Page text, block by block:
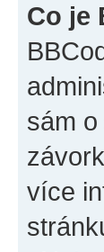
Co je
sám
více